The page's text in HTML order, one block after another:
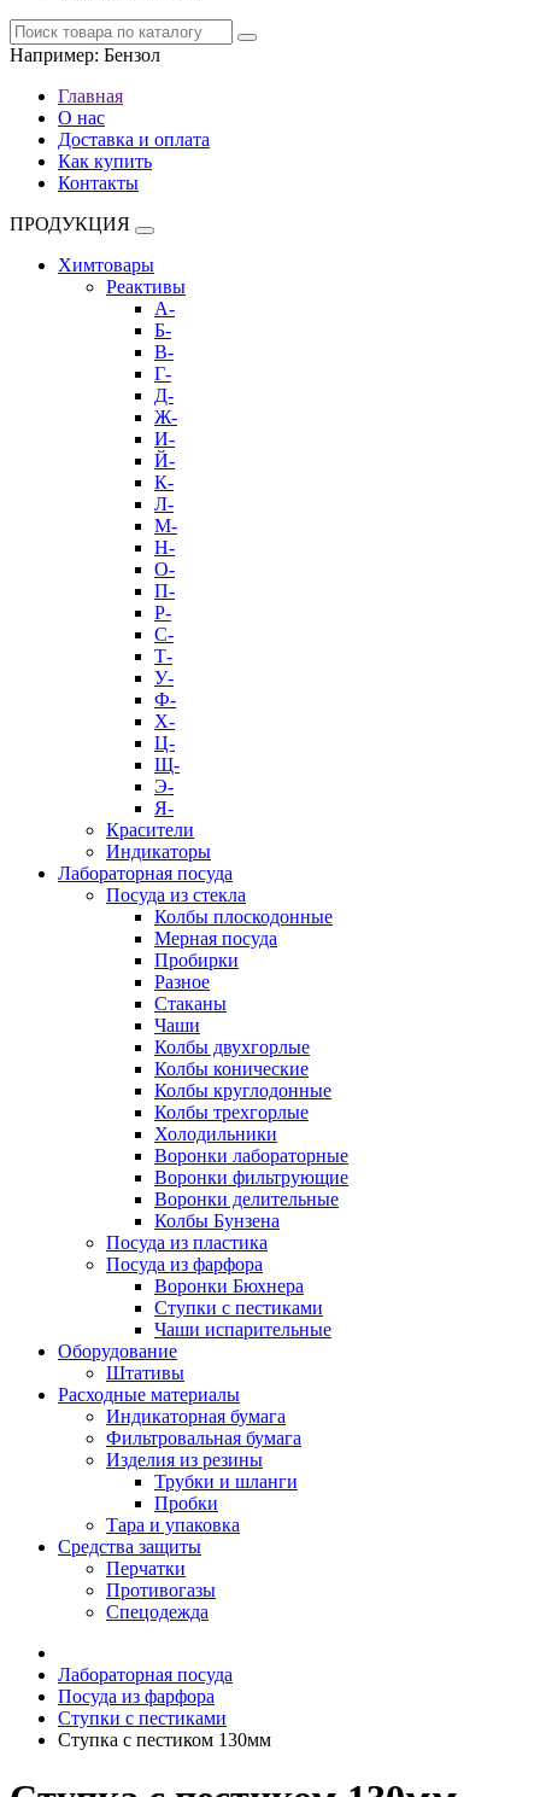
Например: Бензол
Главная
О нас
Доставка и оплата
Как купить
Контакты
ПРОДУКЦИЯ
Химтовары
Реактивы
А-
Б-
В-
Г-
Д-
Ж-
И-
Й-
К-
Л-
М-
Н-
О-
П-
Р-
С-
Т-
У-
Ф-
Х-
Ц-
Щ-
Э-
Я-
Красители
Индикаторы
Лабораторная посуда
Посуда из стекла
Колбы плоскодонные
Мерная посуда
Пробирки
Разное
Стаканы
Чаши
Колбы двухгорлые
Колбы конические
Колбы круглодонные
Колбы трехгорлые
Холодильники
Воронки лабораторные
Воронки фильтрующие
Воронки делительные
Колбы Бунзена
Посуда из пластика
Посуда из фарфора
Воронки Бюхнера
Ступки с пестиками
Чаши испарительные
Оборудование
Штативы
Расходные материалы
Индикаторная бумага
Фильтровальная бумага
Изделия из резины
Трубки и шланги
Пробки
Тара и упаковка
Средства защиты
Перчатки
Противогазы
Спецодежда
Лабораторная посуда
Посуда из фарфора
Ступки с пестиками
Ступка с пестиком 130мм